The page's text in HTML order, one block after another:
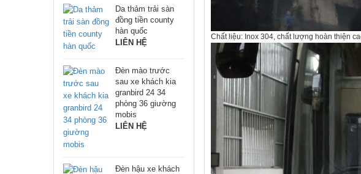
Chất liệu: Inox 304, chất lượng hoàn thiện
Da thảm trải sàn
đồng tiền county
hàn quốc
LIÊN HỆ
Đèn mào trước
sau xe khách kia
granbird 24 34
phòng 36 giường
mobis
LIÊN HỆ
Đèn hậu xe khách